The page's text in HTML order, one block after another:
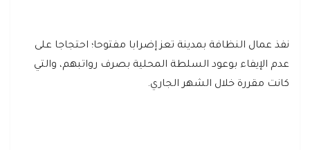
نفذ عمال النظافة بمدينة تعز إضرابا مفتوحا؛ احتجاجا على
عدم الإيفاء بوعود السلطة المحلية بصرف رواتبهم، والتي
كانت مقررة خلال الشهر الجاري.